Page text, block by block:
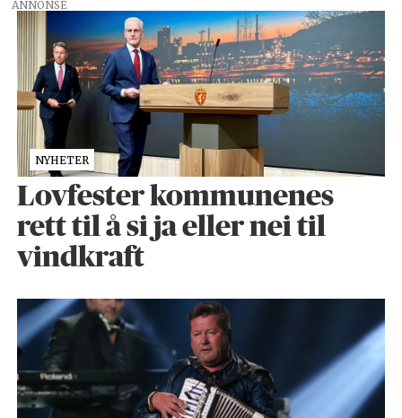
ANNONSE
NYHETER
Lovfester kommunenes
rett til å si ja eller nei til
vindkraft